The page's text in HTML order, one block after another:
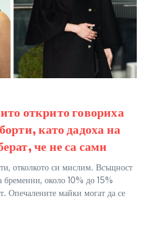
открито говориха
като дадоха на
че не са сами
отколкото си мислим. Всъщност
бременни, около 10% до 15%
Опечалените майки могат да се